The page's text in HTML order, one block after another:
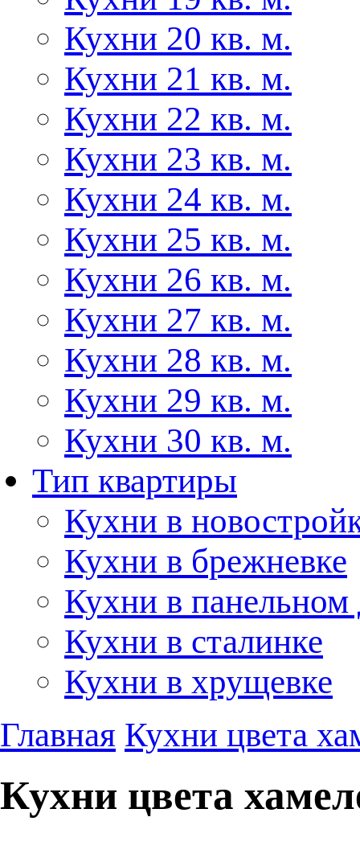
Кухни 20 кв. м.
Кухни 21 кв. м.
Кухни 22 кв. м.
Кухни 23 кв. м.
Кухни 24 кв. м.
Кухни 25 кв. м.
Кухни 26 кв. м.
Кухни 27 кв. м.
Кухни 28 кв. м.
Кухни 29 кв. м.
Кухни 30 кв. м.
Тип квартиры
Кухни в
Кухни в брежневке
Кухни в панельном
Кухни в сталинке
Кухни в хрущевке
Главная Кухни цвета
Кухни цвета